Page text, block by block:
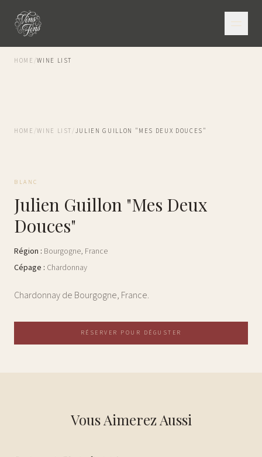
HOME /WINE LIST
HOME /WINE LIST/JULIEN GUILLON "MES DEUX DOUCES"
BLANC
Julien Guillon "Mes Deux
Douces"
Région : Bourgogne, France
Cépage : Chardonnay
Chardonnay de Bourgogne, France.
RÉSERVER POUR DÉGUSTER
Vous Aimerez Aussi